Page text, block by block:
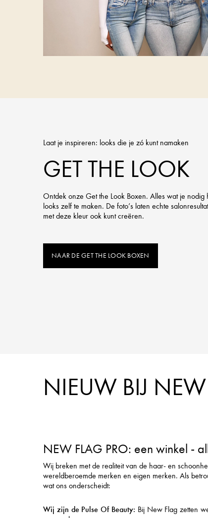
Laat je inspireren: looks die je zó kunt namaken
GET THE LOOK
Ontdek onze Get the Look Boxen. Alles wat je nodig
looks zelf te maken. De foto’s laten echte
met deze kleur ook kunt creëren.
NAAR DE GET THE LOOK BOXEN
NIEUW BIJ
NEW FLAG PRO: een winkel -
Wij breken met de realiteit van de haar- en
wereldberoemde merken en eigen merken. Als
wat ons onderscheidt:
Wij zijn de Pulse Of Beauty: Bij New Flag zetten